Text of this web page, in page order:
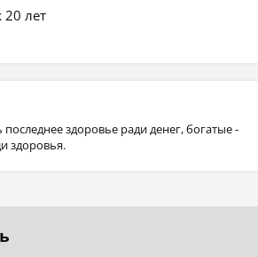
20 лет
здоровье ради денег, богатые -
здоровья.